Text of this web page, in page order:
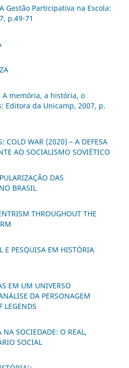
Gestão Participativa na Escola:
p.49-71
A memória, a história, o
Editora da Unicamp, 2007, p.
COLD WAR (2020) – A DEFESA
AO SOCIALISMO SOVIÉTICO
DAS
BRASIL
THROUGHOUT THE
E PESQUISA EM HISTÓRIA
EM UM UNIVERSO
DA PERSONAGEM
LEGENDS
SOCIEDADE: O REAL,
SOCIAL